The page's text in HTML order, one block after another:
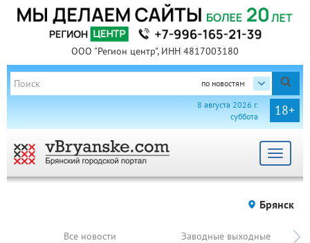
ООО "Регион центр", ИНН 4817003180
по новостям
18+
8 августа 2026 г.
суббота
Toggle
Брянск
Все новости Заводные выходные